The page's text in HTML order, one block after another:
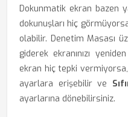
Dokunmatik ekran bazen
dokunuşları hiç
olabilir. Denetim Masası
giderek ekranınızı
ekran hiç tepki
ayarlara erişebilir ve
ayarlarına dönebilirsiniz.